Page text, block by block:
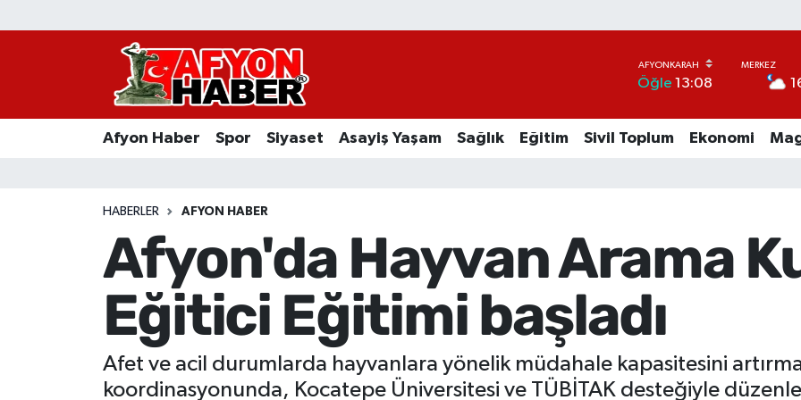
Öğle 13:08
Afyon Haber Spor Siyaset Asayiş Yaşam Sağlık Eğitim Sivil Toplum Ekonomi
HABERLER AFYON HABER
Afyon'da Hayvan Arama
Eğitici Eğitimi başladı
Afet ve acil durumlarda hayvanlara yönelik müdahale kapasitesini
koordinasyonunda, Kocatepe Üniversitesi ve TÜBİTAK desteğiyle
Afyon Haber
Asayiş Yaşam
Ekonomi